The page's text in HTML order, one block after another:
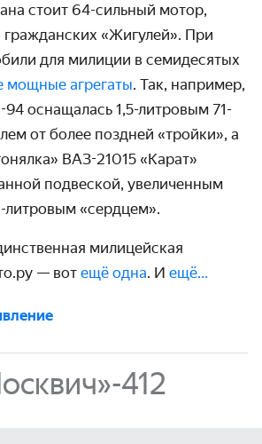
стоит 64-сильный мотор,
гражданских «Жигулей». При
для милиции в семидесятых
мощные агрегаты. Так, например,
оснащалась 1,5-литровым 71-
от более поздней «тройки», а
ВАЗ-21015 «Карат»
подвеской, увеличенным
литровым «сердцем».
милицейская
— вот ещё одна. И ещё…
412